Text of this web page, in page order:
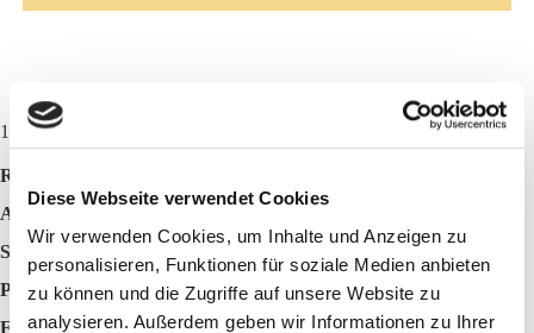
Diese Webseite verwendet Cookies
Wir verwenden Cookies, um Inhalte und Anzeigen zu
personalisieren, Funktionen für soziale Medien anbieten
zu können und die Zugriffe auf unsere Website zu
analysieren. Außerdem geben wir Informationen zu Ihrer
100 g Kanne Bio Fermentgetreide enthalten durchschnittlich:
Rohfaser: 1,7 %
Asche: 0,9 %
Stickstoff: 1,76 %
Protein: 11,0 %
Fett: 1,0 %